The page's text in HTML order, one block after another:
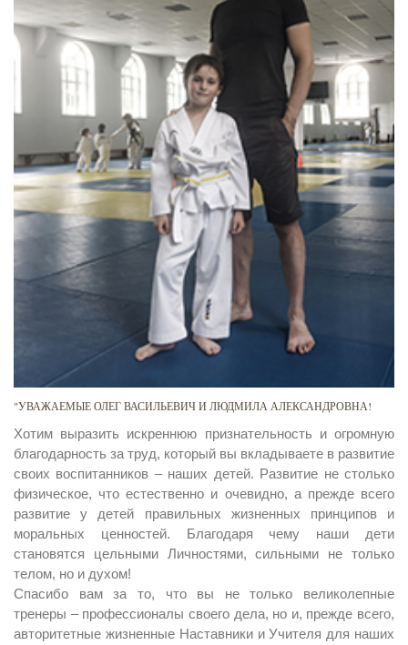
"УВАЖАЕМЫЕ ОЛЕГ ВАСИЛЬЕВИЧ И ЛЮДМИЛА АЛЕКСАНДРОВНА!
Хотим выразить искреннюю признательность и огромную
благодарность за труд, который вы вкладываете в развитие
своих воспитанников – наших детей. Развитие не столько
физическое, что естественно и очевидно, а прежде всего
развитие у детей правильных жизненных принципов и
моральных ценностей. Благодаря чему наши дети
становятся цельными Личностями, сильными не только
телом, но и духом!
Спасибо вам за то, что вы не только великолепные
тренеры – профессионалы своего дела, но и, прежде всего,
авторитетные жизненные Наставники и Учителя для наших